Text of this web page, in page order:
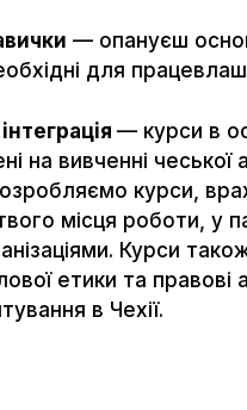
— опануєш
для
— курси в
на вивченні чеської
курси,
місця роботи, у
Курси
етики та правові
в Чехії.